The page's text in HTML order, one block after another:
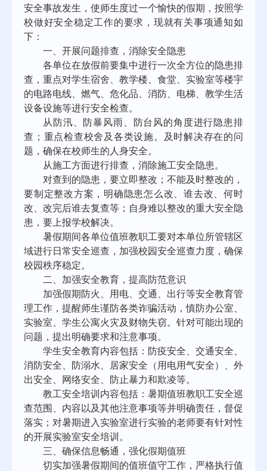
安全事故发生，使师生度过一个愉快的假期，按照学
校做好安全稳定工作的要求，现就有关事项通知如
下：
一、开展问题排查，消除安全隐患
各单位在放假前要集中进行一次全方位的隐患排
查，重点对学生宿舍、教学楼、食堂、实验室等楼宇
的电路电线、燃气、危化品、消防、电梯、教学生活
设备设施等进行安全检查。
从防汛、防暴风雨、防台风的角度进行隐患排
查；重点检查校舍及各类设施。及时解决存在的问
题，确保在校师生的人身安全。
从施工方面进行排查，消除施工安全隐患。
对查到的隐患，要立即整改；不能及时整改的，
要制定整改方案，明确隐患怎么改、谁去改、何时
改、改完后谁去复查等；自身难以整改的重大安全隐
患，要上报学校解决。
暑假期间各单位值班教职工要对本单位所管辖区
域进行日常安全巡查，加强校园安全巡查力度，确保
校园秩序稳定。
二、加强安全教育，提高防范意识
加强假期防火、用电、交通、出行等安全教育管
理工作，提醒师生谨防各类诈骗活动，慎防办公室、
实验室、学生公寓火灾及财物失窃。针对可能出现的
问题，提出明确要求和注意事项。
学生安全教育内容包括：防疫安全、交通安全、
消防安全、防溺水、居家安全（用电用气安全）、外
出安全、网络安全、防止暴力和欺凌等。
教工安全培训内容包括：暑期值班教职工安全巡
查范围、内容以及其他注意事项等并明确责任，督促
落实；对暑期进入实验室进行实验的老师要有针对性
的开展实验室安全培训。
三、确保信息畅通，强化假期值班
切实加强暑假期间的值班值守工作，严格执行值